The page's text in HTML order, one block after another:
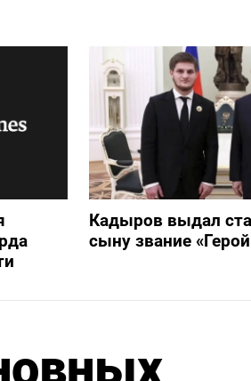
Кадыров выдал
сыну звание